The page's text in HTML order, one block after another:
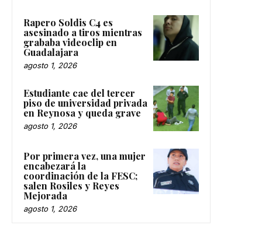
Rapero Soldis C4 es
asesinado a tiros mientras
grababa videoclip en
Guadalajara
agosto 1, 2026
Estudiante cae del tercer
piso de universidad privada
en Reynosa y queda grave
agosto 1, 2026
Por primera vez, una mujer
encabezará la
coordinación de la FESC;
salen Rosiles y Reyes
Mejorada
agosto 1, 2026